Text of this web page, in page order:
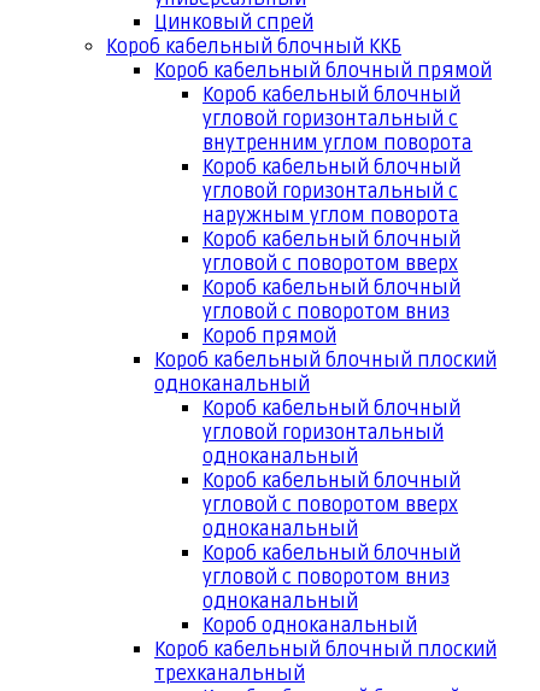
Цинковый спрей
Короб кабельный блочный ККБ
Короб кабельный блочный прямой
Короб кабельный блочный
угловой горизонтальный с
внутренним углом поворота
Короб кабельный блочный
угловой горизонтальный с
наружным углом поворота
Короб кабельный блочный
угловой с поворотом вверх
Короб кабельный блочный
угловой с поворотом вниз
Короб прямой
Короб кабельный блочный плоский
одноканальный
Короб кабельный блочный
угловой горизонтальный
одноканальный
Короб кабельный блочный
угловой с поворотом вверх
одноканальный
Короб кабельный блочный
угловой с поворотом вниз
одноканальный
Короб одноканальный
Короб кабельный блочный плоский
трехканальный